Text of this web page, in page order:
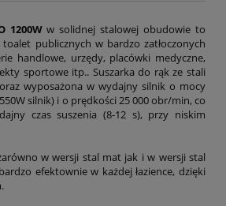
1200Ww solidnej stalowej obudowie to
publicznych w bardzo zatłoczonych
handlowe, urzędy, placówki medyczne,
sportowe itp.. Suszarka do rąk ze stali
wyposażona w wydajny silnik o mocy
550W silnik) i o prędkości 25 000 obr/min, co
czas suszenia (8-12 s), przy niskim
w wersji stal mat jak i w wersji stal
efektownie w każdej łazience, dzięki